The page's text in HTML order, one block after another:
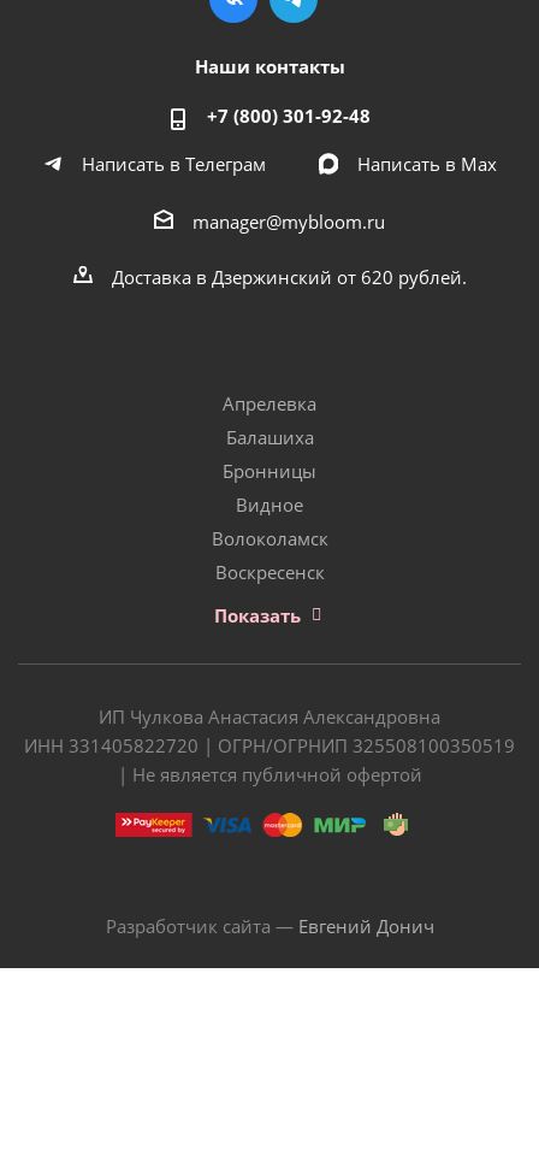
Наши контакты
+7 (800) 301-92-48
Написать в Телеграм
Написать в Мах
manager@mybloom.ru
Доставка в Дзержинский от 620 рублей.
Апрелевка
Балашиха
Бронницы
Видное
Волоколамск
Воскресенск
Показать
ИП Чулкова Анастасия Александровна
ИНН 331405822720 | ОГРН/ОГРНИП 325508100350519
| Не является публичной офертой
Разработчик сайта — Евгений Донич